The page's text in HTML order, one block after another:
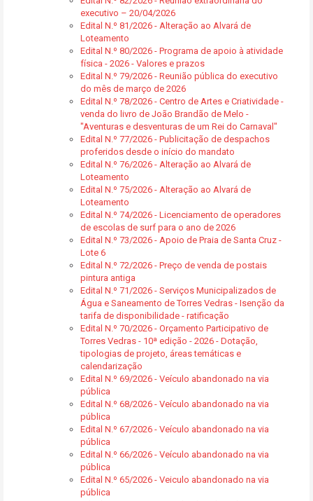
executivo – 20/04/2026
Edital N.º 81/2026 - Alteração ao Alvará de
Loteamento
Edital N.º 80/2026 - Programa de apoio à atividade
física - 2026 - Valores e prazos
Edital N.º 79/2026 - Reunião pública do executivo
do mês de março de 2026
Edital N.º 78/2026 - Centro de Artes e Criatividade -
venda do livro de João Brandão de Melo -
"Aventuras e desventuras de um Rei do Carnaval"
Edital N.º 77/2026 - Publicitação de despachos
proferidos desde o início do mandato
Edital N.º 76/2026 - Alteração ao Alvará de
Loteamento
Edital N.º 75/2026 - Alteração ao Alvará de
Loteamento
Edital N.º 74/2026 - Licenciamento de operadores
de escolas de surf para o ano de 2026
Edital N.º 73/2026 - Apoio de Praia de Santa Cruz -
Lote 6
Edital N.º 72/2026 - Preço de venda de postais
pintura antiga
Edital N.º 71/2026 - Serviços Municipalizados de
Água e Saneamento de Torres Vedras - Isenção da
tarifa de disponibilidade - ratificação
Edital N.º 70/2026 - Orçamento Participativo de
Torres Vedras - 10ª edição - 2026 - Dotação,
tipologias de projeto, áreas temáticas e
calendarização
Edital N.º 69/2026 - Veículo abandonado na via
pública
Edital N.º 68/2026 - Veículo abandonado na via
pública
Edital N.º 67/2026 - Veículo abandonado na via
pública
Edital N.º 66/2026 - Veículo abandonado na via
pública
Edital N.º 65/2026 - Veiculo abandonado na via
pública